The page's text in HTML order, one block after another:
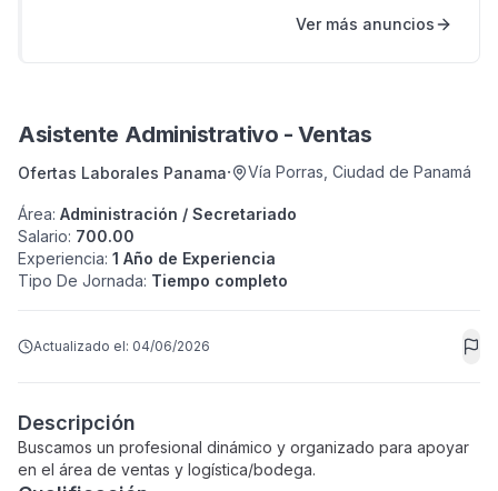
Ver más anuncios
Asistente Administrativo - Ventas
Ofertas Laborales Panama· Vía Porras Ciudad de Panamá
Área: Administración / Secretariado
Salario: 700.00
Experiencia: 1 Año de Experiencia
Tipo De Jornada: Tiempo completo
Actualizado el: 04/06/2026
Descripción
Buscamos un profesional dinámico y organizado para apoyar
en el área de ventas y logística/bodega.